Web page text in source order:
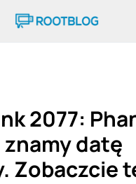
2077:
datę
Zobaczcie